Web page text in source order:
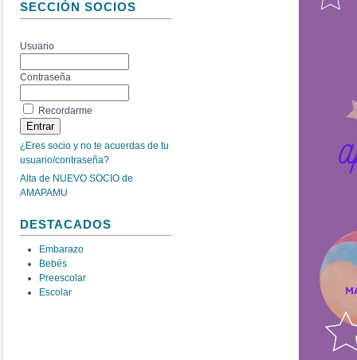
SECCIÓN SOCIOS
Usuario
Contraseña
Recordarme
¿Eres socio y no te acuerdas de tu
usuario/contraseña?
Alta de NUEVO SOCIO de
AMAPAMU
DESTACADOS
Embarazo
Bebés
Preescolar
Escolar